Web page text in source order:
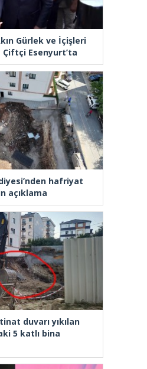
Gürlek ve İçişleri
Çiftçi Esenyurt’ta
hafriyat
açıklama
duvarı yıkılan
5 katlı bina